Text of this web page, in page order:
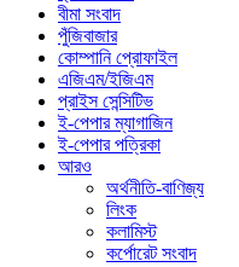
বীমা সংবাদ
পুঁজিবাজার
কোম্পানি প্রোফাইল
এজিএম/ইজিএম
প্রাইস সেন্সিটিভ
ই-পেপার ম্যাগাজিন
ই-পেপার পত্রিকা
আরও
অর্থনীতি-বাণিজ্য
লিংক
কলামিস্ট
কর্পোরেট সংবাদ